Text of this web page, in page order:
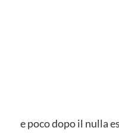
e poco dopo il nulla